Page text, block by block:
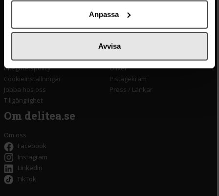
Anpassa
Avvisa
Vanliga frågor
Frakt och leverans
Köpvillkor
Integritetspolicy
Cookieinställningar
Jobba hos oss
Tillgänglighet
Monin
Pasta
Olivolja
Kaffe & Te
Oliver
Pistagekräm
Press / Länkar
Om delitea.se
Om oss
Facebook
Instagram
LinkedIn
TikTok